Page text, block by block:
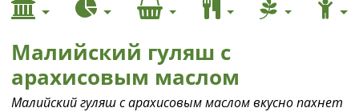
Малийский гуляш с
арахисовым маслом
Малийский гуляш с арахисовым маслом вкусно пахнет